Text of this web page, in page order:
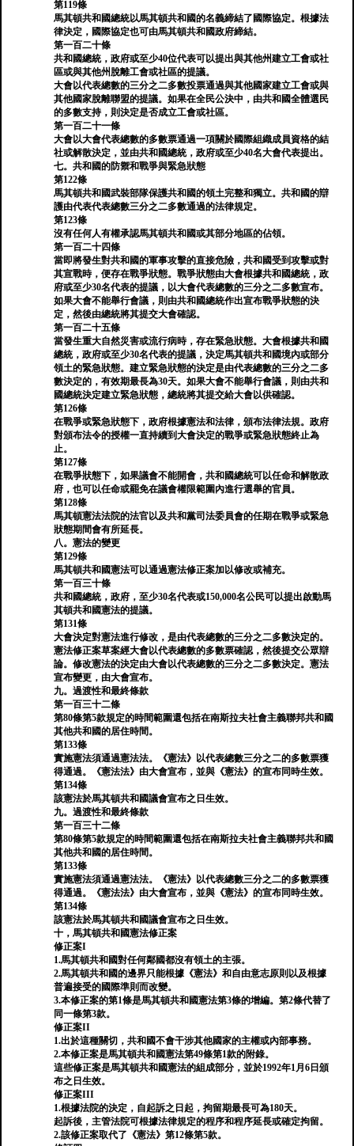
第119條
馬其頓共和國總統以馬其頓共和國的名義締結了國際協定。根據法
律決定，國際協定也可由馬其頓共和國政府締結。
第一百二十條
共和國總統，政府或至少40位代表可以提出與其他州建立工會或社
區或與其他州脫離工會或社區的提議。
大會以代表總數的三分之二多數投票通過與其他國家建立工會或與
其他國家脫離聯盟的提議。如果在全民公決中，由共和國全體選民
的多數支持，則決定是否成立工會或社區。
第一百二十一條
大會以大會代表總數的多數票通過一項關於國際組織成員資格的結
社或解散決定，並由共和國總統，政府或至少40名大會代表提出。
七。共和國的防禦和戰爭與緊急狀態
第122條
馬其頓共和國武裝部隊保護共和國的領土完整和獨立。共和國的辯
護由代表代表總數三分之二多數通過的法律規定。
第123條
沒有任何人有權承認馬其頓共和國或其部分地區的佔領。
第一百二十四條
當即將發生對共和國的軍事攻擊的直接危險，共和國受到攻擊或對
其宣戰時，便存在戰爭狀態。戰爭狀態由大會根據共和國總統，政
府或至少30名代表的提議，以大會代表總數的三分之二多數宣布。
如果大會不能舉行會議，則由共和國總統作出宣布戰爭狀態的決
定，然後由總統將其提交大會確認。
第一百二十五條
當發生重大自然災害或流行病時，存在緊急狀態。大會根據共和國
總統，政府或至少30名代表的提議，決定馬其頓共和國境內或部分
領土的緊急狀態。建立緊急狀態的決定是由代表總數的三分之二多
數決定的，有效期最長為30天。如果大會不能舉行會議，則由共和
國總統決定建立緊急狀態，總統將其提交給大會以供確認。
第126條
在戰爭或緊急狀態下，政府根據憲法和法律，頒布法律法規。政府
對頒布法令的授權一直持續到大會決定的戰爭或緊急狀態終止為
止。
第127條
在戰爭狀態下，如果議會不能開會，共和國總統可以任命和解散政
府，也可以任命或罷免在議會權限範圍內進行選舉的官員。
第128條
馬其頓憲法法院的法官以及共和黨司法委員會的任期在戰爭或緊急
狀態期間會有所延長。
八。憲法的變更
第129條
馬其頓共和國憲法可以通過憲法修正案加以修改或補充。
第一百三十條
共和國總統，政府，至少30名代表或150,000名公民可以提出啟動馬
其頓共和國憲法的提議。
第131條
大會決定對憲法進行修改，是由代表總數的三分之二多數決定的。
憲法修正案草案經大會以代表總數的多數票確認，然後提交公眾辯
論。修改憲法的決定由大會以代表總數的三分之二多數決定。憲法
宣布變更，由大會宣布。
九。過渡性和最終條款
第一百三十二條
第80條第5款規定的時間範圍還包括在南斯拉夫社會主義聯邦共和國
其他共和國的居住時間。
第133條
實施憲法須通過憲法法。《憲法》以代表總數三分之二的多數票獲
得通過。《憲法法》由大會宣布，並與《憲法》的宣布同時生效。
第134條
該憲法於馬其頓共和國議會宣布之日生效。
九。過渡性和最終條款
第一百三十二條
第80條第5款規定的時間範圍還包括在南斯拉夫社會主義聯邦共和國
其他共和國的居住時間。
第133條
實施憲法須通過憲法法。《憲法》以代表總數三分之二的多數票獲
得通過。《憲法法》由大會宣布，並與《憲法》的宣布同時生效。
第134條
該憲法於馬其頓共和國議會宣布之日生效。
十，馬其頓共和國憲法修正案
修正案I
1.馬其頓共和國對任何鄰國都沒有領土的主張。
2.馬其頓共和國的邊界只能根據《憲法》和自由意志原則以及根據
普遍接受的國際準則而改變。
3.本修正案的第1條是馬其頓共和國憲法第3條的增編。第2條代替了
同一條第3款。
修正案II
1.出於這種關切，共和國不會干涉其他國家的主權或內部事務。
2.本修正案是馬其頓共和國憲法第49條第1款的附錄。
這些修正案是馬其頓共和國憲法的組成部分，並於1992年1月6日頒
布之日生效。
修正案III
1.根據法院的決定，自起訴之日起，拘留期最長可為180天。
起訴後，主管法院可根據法律規定的程序和程序延長或確定拘留。
2.該修正案取代了《憲法》第12條第5款。